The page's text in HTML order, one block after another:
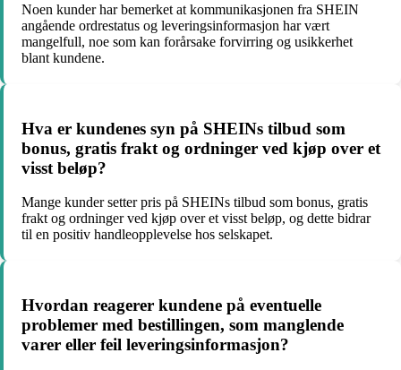
Noen kunder har bemerket at kommunikasjonen fra SHEIN
angående ordrestatus og leveringsinformasjon har vært
mangelfull, noe som kan forårsake forvirring og usikkerhet
blant kundene.
Hva er kundenes syn på SHEINs tilbud som
bonus, gratis frakt og ordninger ved kjøp over et
visst beløp?
Mange kunder setter pris på SHEINs tilbud som bonus, gratis
frakt og ordninger ved kjøp over et visst beløp, og dette bidrar
til en positiv handleopplevelse hos selskapet.
Hvordan reagerer kundene på eventuelle
problemer med bestillingen, som manglende
varer eller feil leveringsinformasjon?